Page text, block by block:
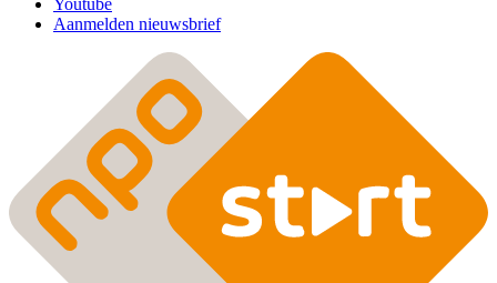
Aanmelden nieuwsbrief